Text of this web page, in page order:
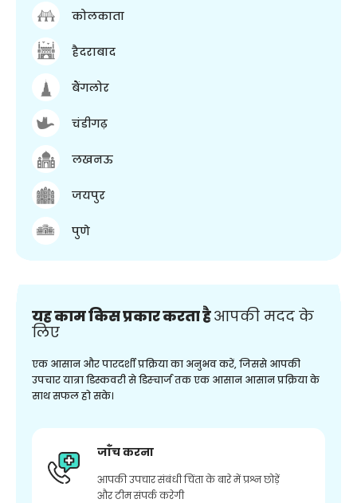
कोलकाता
हैदराबाद
बैंगलोर
चंडीगढ़
लखनऊ
जयपुर
पुणे
यह काम किस प्रकार करता हैआपकी मदद के
लिए
एक आसान और पारदर्शी प्रक्रिया का अनुभव करें, जिससे आपकी
उपचार यात्रा डिस्कवरी से डिस्चार्ज तक एक आसान आसान प्रक्रिया के
साथ सफल हो सके।
जाँच करना
आपकी उपचार संबंधी चिंता के बारे में प्रश्न छोड़ें
और टीम संपर्क करेगी